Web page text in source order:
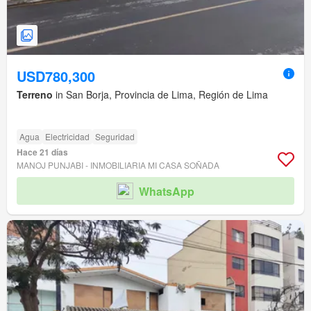
USD780,300
Terreno in San Borja, Provincia de Lima, Región de Lima
Agua Electricidad Seguridad
Hace 21 días
MANOJ PUNJABI - INMOBILIARIA MI CASA SOÑADA
WhatsApp